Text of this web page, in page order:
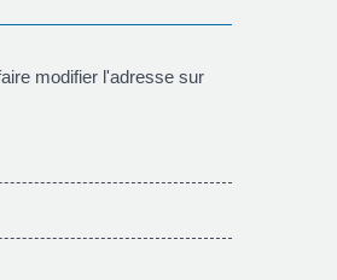
modifier l'adresse sur